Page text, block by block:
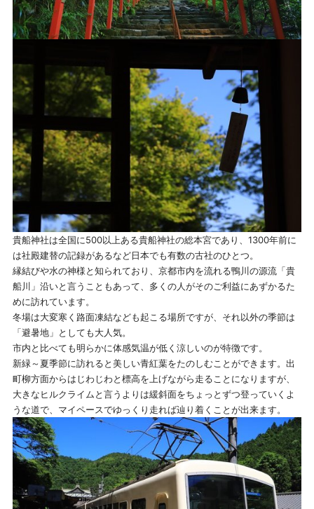
貴船神社は全国に500以上ある貴船神社の総本宮であり、1300年前に
は社殿建替の記録があるなど日本でも有数の古社のひとつ。
縁結びや水の神様と知られており、京都市内を流れる鴨川の源流「貴
船川」沿いと言うこともあって、多くの人がそのご利益にあずかるた
めに訪れています。
冬場は大変寒く路面凍結なども起こる場所ですが、それ以外の季節は
「避暑地」としても大人気。
市内と比べても明らかに体感気温が低く涼しいのが特徴です。
新緑～夏季節に訪れると美しい青紅葉をたのしむことができます。出
町柳方面からはじわじわと標高を上げながら走ることになりますが、
大きなヒルクライムと言うよりは緩斜面をちょっとずつ登っていくよ
うな道で、マイペースでゆっくり走れば辿り着くことが出来ます。